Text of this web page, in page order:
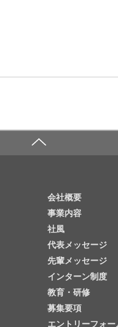
会社概要
事業内容
社風
代表メッセージ
先輩メッセージ
インターン制度
教育・研修
募集要項
エントリーフォー